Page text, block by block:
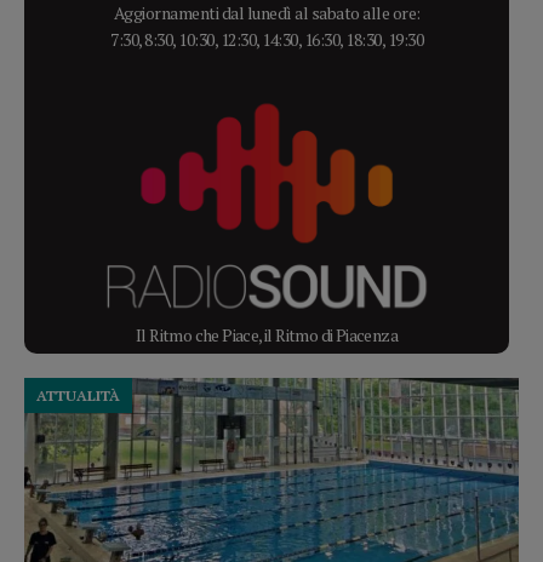
Aggiornamenti dal lunedì al sabato alle ore:
7:30, 8:30, 10:30, 12:30, 14:30, 16:30, 18:30, 19:30
Il Ritmo che Piace, il Ritmo di Piacenza
ATTUALITÀ